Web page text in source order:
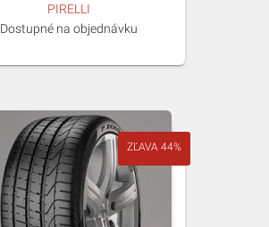
720,78 €.
PIRELLI
Dostupné na objednávku
ZĽAVA 44%